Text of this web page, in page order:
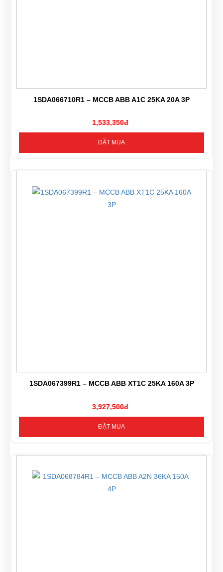
1SDA066710R1 – MCCB ABB A1C 25KA 20A 3P
1,533,350đ
ĐẶT MUA
1SDA067399R1 – MCCB ABB XT1C 25KA 160A 3P
3,927,500đ
ĐẶT MUA